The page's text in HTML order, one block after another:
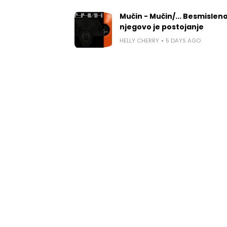
Mučin - Mučin/...
njegovo je postojanje
HELLY CHERRY 5 DAYS AGO